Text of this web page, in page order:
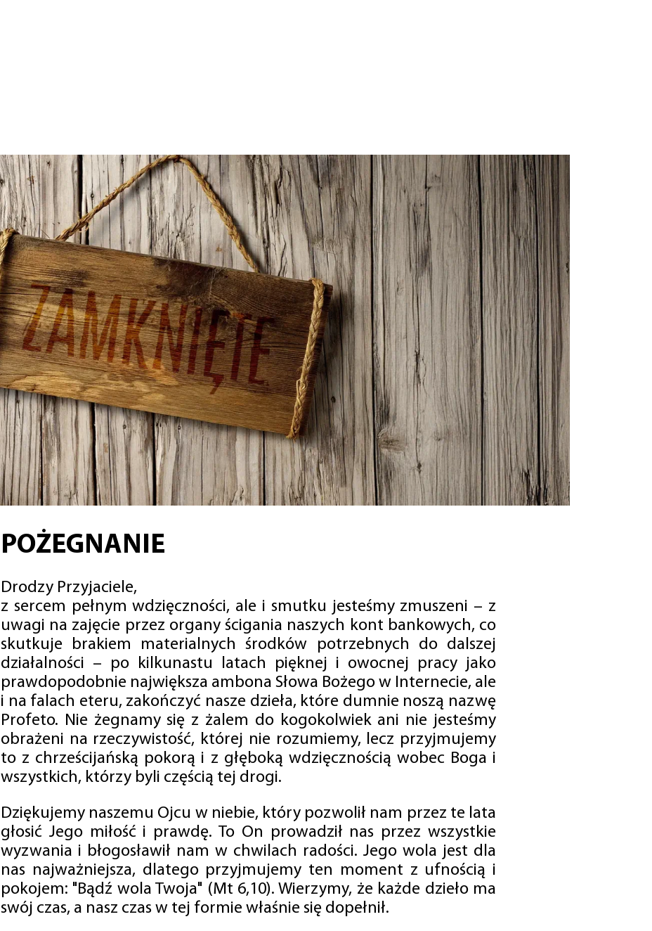
POŻEGNANIE
Drodzy Przyjaciele,
z sercem pełnym wdzięczności, ale i smutku jesteśmy zmuszeni – z
uwagi na zajęcie przez organy ścigania naszych kont bankowych, co
skutkuje brakiem materialnych środków potrzebnych do dalszej
działalności – po kilkunastu latach pięknej i owocnej pracy jako
prawdopodobnie największa ambona Słowa Bożego w Internecie, ale
i na falach eteru, zakończyć nasze dzieła, które dumnie noszą nazwę
Profeto. Nie żegnamy się z żalem do kogokolwiek ani nie jesteśmy
obrażeni na rzeczywistość, której nie rozumiemy, lecz przyjmujemy
to z chrześcijańską pokorą i z głęboką wdzięcznością wobec Boga i
wszystkich, którzy byli częścią tej drogi.
Dziękujemy naszemu Ojcu w niebie, który pozwolił nam przez te lata
głosić Jego miłość i prawdę. To On prowadził nas przez wszystkie
wyzwania i błogosławił nam w chwilach radości. Jego wola jest dla
nas najważniejsza, dlatego przyjmujemy ten moment z ufnością i
pokojem: "Bądź wola Twoja" (Mt 6,10). Wierzymy, że każde dzieło ma
swój czas, a nasz czas w tej formie właśnie się dopełnił.